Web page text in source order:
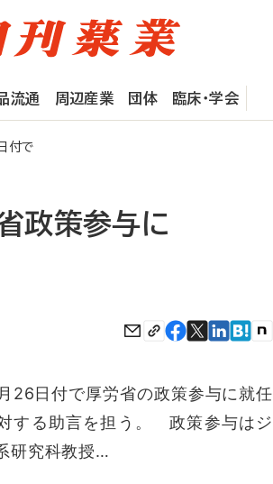
流通 周辺産業 団体 臨床・学会
付で
政策参与に
26日付で厚労省の政策参与に就任
する助言を担う。 政策参与はジ
研究科教授…